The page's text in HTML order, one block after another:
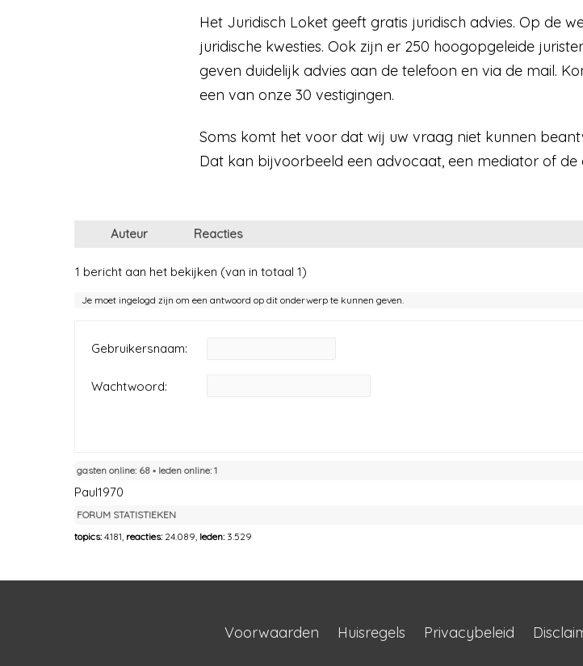
Het Juridisch Loket geeft gratis juridisch advies. Op de
juridische kwesties. Ook zijn er 250 hoogopgeleide
geven duidelijk advies aan de telefoon en via de mail.
een van onze 30 vestigingen.
Soms komt het voor dat wij uw vraag niet kunnen
Dat kan bijvoorbeeld een advocaat, een mediator of de
Auteur Reacties
1 bericht aan het bekijken (van in totaal 1)
Je moet ingelogd zijn om een antwoord op dit onderwerp te kunnen geven.
Gebruikersnaam:
Wachtwoord:
gasten online: 68 ▪︎ leden online: 1
Paul1970
FORUM STATISTIEKEN
topics: 4.181, reacties: 24.089, leden: 3.529
Voorwaarden Huisregels Privacybeleid